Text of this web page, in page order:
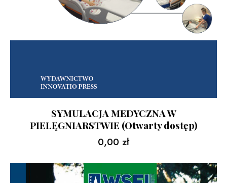
SYMULACJA MEDYCZNA W
PIELĘGNIARSTWIE (Otwarty dostęp)
0,00 zł